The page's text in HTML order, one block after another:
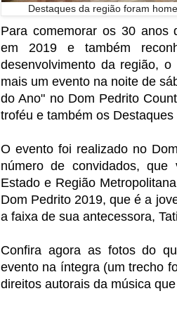
Destaques da região foram
Para comemorar os 30 anos
em 2019 e também
desenvolvimento da região,
mais um evento na noite de
do Ano" no Dom Pedrito
troféu e também os Destaques
O evento foi realizado no
número de convidados,
Estado e Região
Dom Pedrito 2019, que é a
a faixa de sua antecessora,
Confira agora as fotos do
evento na íntegra (um trecho
direitos autorais da música